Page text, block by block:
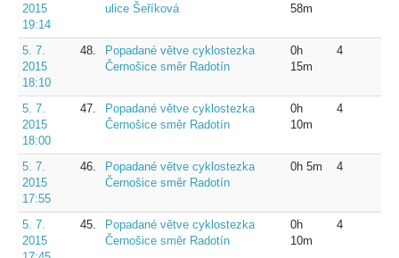
2015
19:14
ulice Šeříková
58m
5. 7.
2015
18:10
48.
Popadané větve cyklostezka
Černošice směr Radotín
0h
15m
4
5. 7.
2015
18:00
47.
Popadané větve cyklostezka
Černošice směr Radotín
0h
10m
4
5. 7.
2015
17:55
46.
Popadané větve cyklostezka
Černošice směr Radotín
0h 5m 4
5. 7.
2015
45.
Popadané větve cyklostezka
Černošice směr Radotín
0h
10m
4